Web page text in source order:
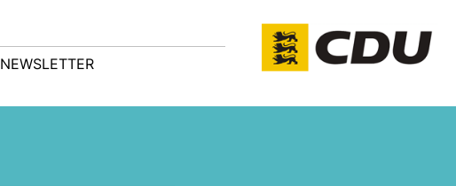
NEWSLETTER